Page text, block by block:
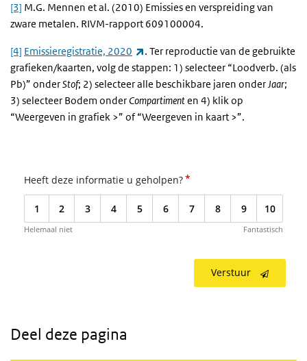
[3] M.G. Mennen et al. (2010) Emissies en verspreiding van
zware metalen. RIVM-rapport 609100004.
[4] Emissieregistratie, 2020 (externe link)
.Ter reproductie van de gebruikte
grafieken/kaarten, volg de stappen: 1) selecteer “Loodverb. (als
Pb)” onderStof; 2) selecteer alle beschikbare jaren onderJaar;
3) selecteer Bodem onder Compartimenten 4) klik op
“Weergeven in grafiek >” of “Weergeven in kaart >”.
Heeft deze informatie u geholpen?*
1 2 3 4 5 6 7 8 9 10
Helemaal niet Fantastisch
Verstuur
Deel deze pagina